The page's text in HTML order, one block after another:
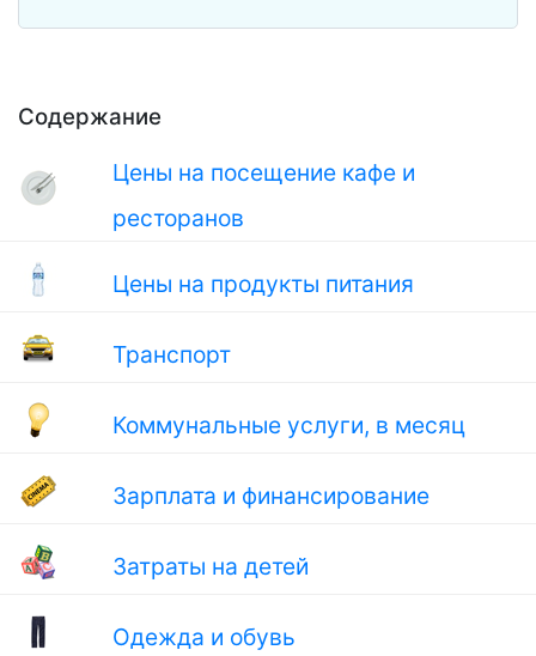
Содержание
Цены на посещение кафе и
ресторанов
Цены на продукты питания
Транспорт
Коммунальные услуги, в месяц
Зарплата и финансирование
Затраты на детей
Одежда и обувь